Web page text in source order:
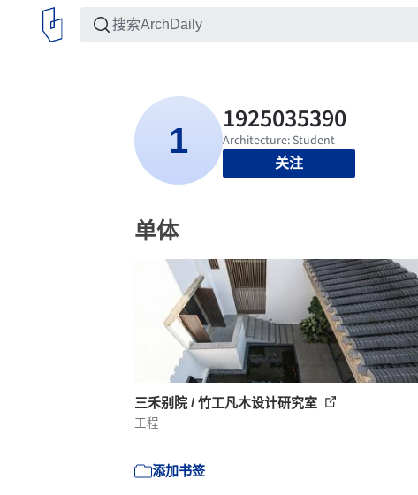
关注
单体
三禾别院 / 竹工凡木设计研究室
工程
添加书签